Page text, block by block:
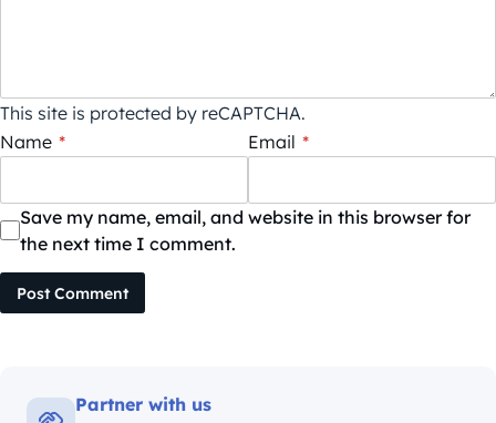
This site is protected by reCAPTCHA.
Name * Email *
Save my name, email, and website in this browser for
the next time I comment.
Post Comment
Partner with us